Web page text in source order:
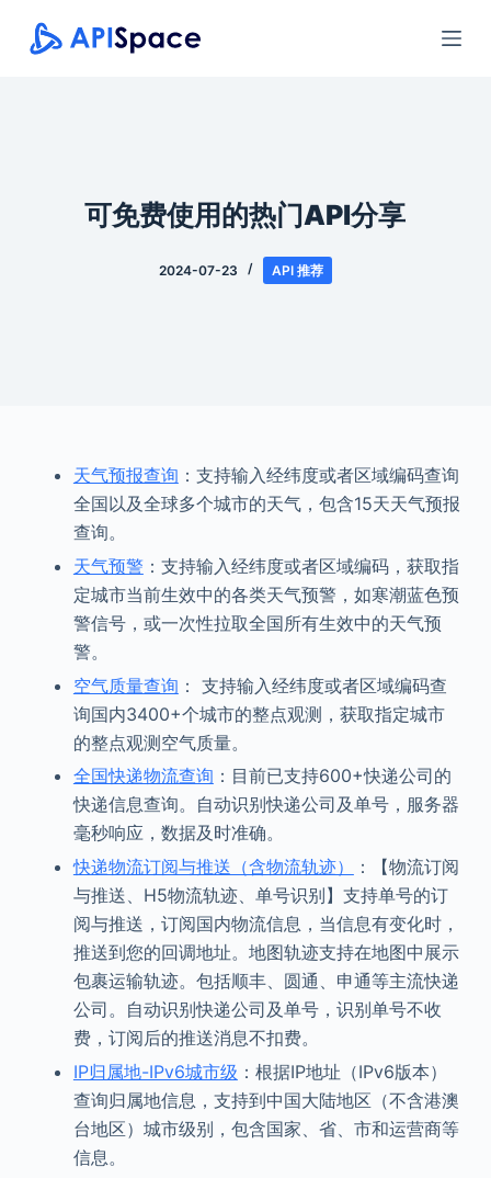
跳
过
可免费使用的热门API分享
2024-07-23 API 推荐
天气预报查询 ：支持输入经纬度或者区域编码查询
全国以及全球多个城市的天气，包含15天天气预报
查询。
天气预警 ：支持输入经纬度或者区域编码，获取指
定城市当前生效中的各类天气预警，如寒潮蓝色预
警信号，或一次性拉取全国所有生效中的天气预
警。
空气质量查询 ： 支持输入经纬度或者区域编码查
询国内3400+个城市的整点观测，获取指定城市
的整点观测空气质量。
全国快递物流查询 ：目前已支持600+快递公司的
快递信息查询。自动识别快递公司及单号，服务器
毫秒响应，数据及时准确。
快递物流订阅与推送（含物流轨迹）
：【物流订阅
与推送、H5物流轨迹、单号识别】支持单号的订
阅与推送，订阅国内物流信息，当信息有变化时，
推送到您的回调地址。地图轨迹支持在地图中展示
包裹运输轨迹。包括顺丰、圆通、申通等主流快递
公司。自动识别快递公司及单号，识别单号不收
费，订阅后的推送消息不扣费。
IP归属地-IPv6城市级 ：根据IP地址（IPv6版本）
查询归属地信息，支持到中国大陆地区（不含港澳
台地区）城市级别，包含国家、省、市和运营商等
信息。